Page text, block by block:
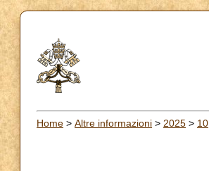
Home > Altre informazioni > 2025 > 10